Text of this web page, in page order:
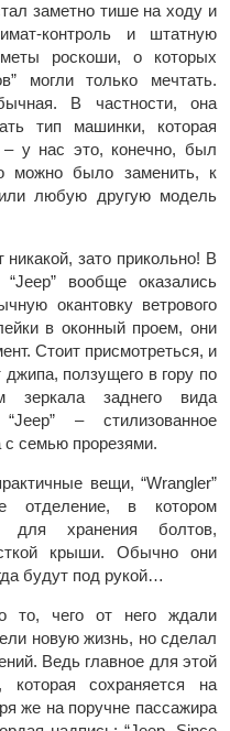
заметно тише на ходу и
контроль и штатную
роскоши, о которых
могли только мечтать.
В частности, она
тип машинки, которая
– у нас это, конечно, был
можно было заменить, к
любую другую модель
зато прикольно! В
вообще оказались
окантовку ветрового
в оконный проем, они
Стоит присмотреться, и
ползущего в гору по
зеркала заднего вида
– стилизованное
с семью прорезями.
вещи, “Wrangler”
отделение, в котором
для хранения болтов,
крыши. Обычно они
будут под рукой…
то, чего от него ждали
новую жизнь, но сделал
Ведь главное для этой
сохраняется на
же на поручне пассажира